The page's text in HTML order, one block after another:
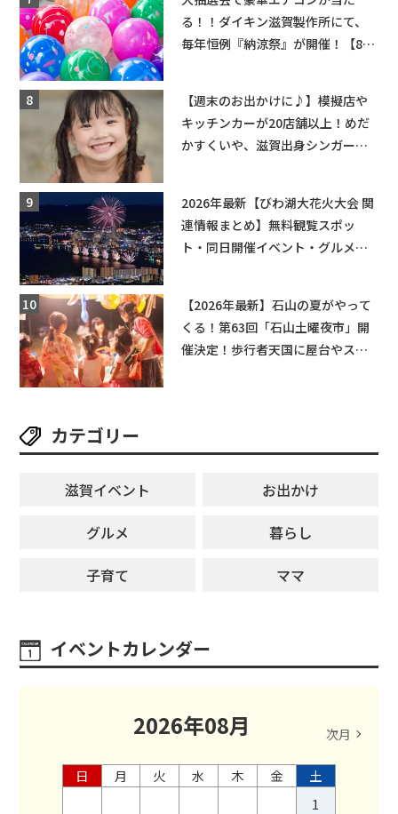
る！！ダイキン滋賀製作所にて、
毎年恒例『納涼祭』が開催！【8月
【週末のお出かけに♪】模擬店や
キッチンカーが20店舗以上！めだ
かすくいや、滋賀出身シンガーソ
2026年最新【びわ湖大花火大会 関
連情報まとめ】無料観覧スポッ
ト・同日開催イベント・グルメマ
【2026年最新】石山の夏がやって
くる！第63回「石山土曜夜市」開
催決定！歩行者天国に屋台やステ
カテゴリー
滋賀イベント
お出かけ
グルメ
暮らし
子育て
ママ
イベントカレンダー
2026年08月 次月
日 月 火 水 木 金
土
1